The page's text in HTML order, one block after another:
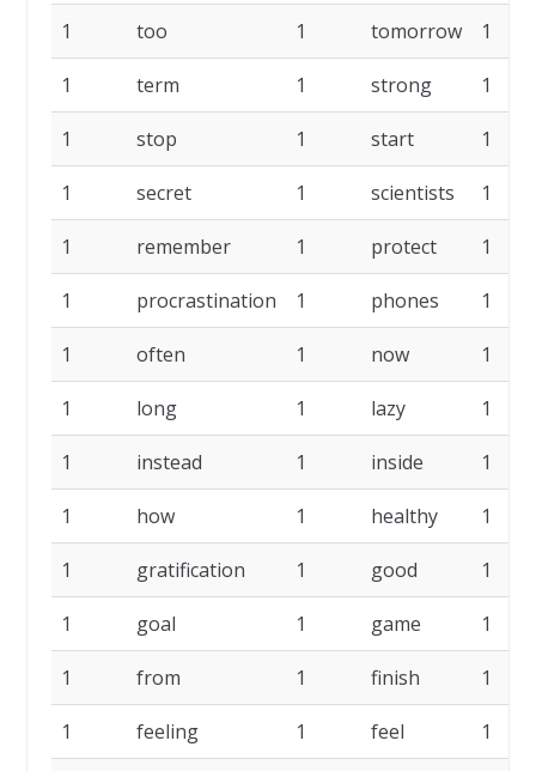
1 too 1 tomorrow 1
1 term 1 strong 1
1 stop 1 start 1
1 secret 1 scientists 1
1 remember 1 protect 1
1 procrastination 1 phones 1
1 often 1 now 1
1 long 1 lazy 1
1 instead 1 inside 1
1 how 1 healthy 1
1 gratification 1 good 1
1 goal 1 game 1
1 from 1 finish 1
1 feeling 1 feel 1